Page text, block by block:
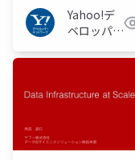
Yahoo!デ
ベロッパー
ク